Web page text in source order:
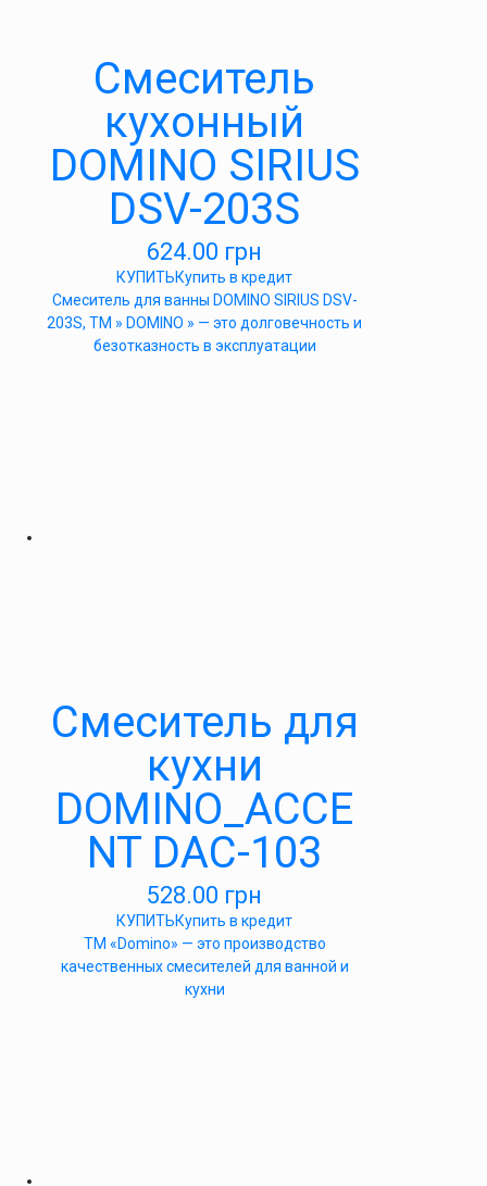
Смеситель
кухонный
DOMINO SIRIUS
DSV-203S
624.00 грн
КУПИТЬКупить в кредит
Cмеситель для ванны DOMINO SIRIUS DSV-
203S, ТМ » DOMINO » — это долговечность и
безотказность в эксплуатации
Cмеситель для
кухни
DOMINO_ACCE
NT DAC-103
528.00 грн
КУПИТЬКупить в кредит
ТМ «Domino» — это производство
качественных смесителей для ванной и
кухни